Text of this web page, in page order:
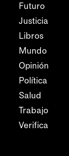
Futuro
Justicia
Libros
Mundo
Opinión
Política
Salud
Trabajo
Verifica